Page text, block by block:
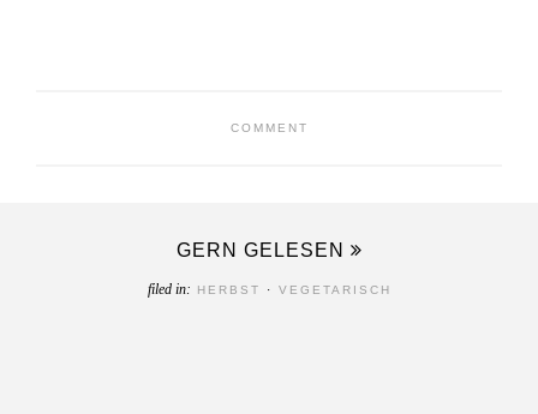
COMMENT
GERN GELESEN
filed in: HERBST · VEGETARISCH